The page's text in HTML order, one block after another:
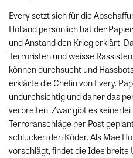
Every setzt sich für die
Holland persönlich hat der
und Anstand den Krieg erklärt.
Terroristen und weisse
können durchsucht und
erklärte die Chefin von Every.
undurchsichtig und daher das
verbreiten. Zwar gibt es keinerlei
Terroranschläge per Post
schlucken den Köder. Als Mae
vorschlägt, findet die Idee breite